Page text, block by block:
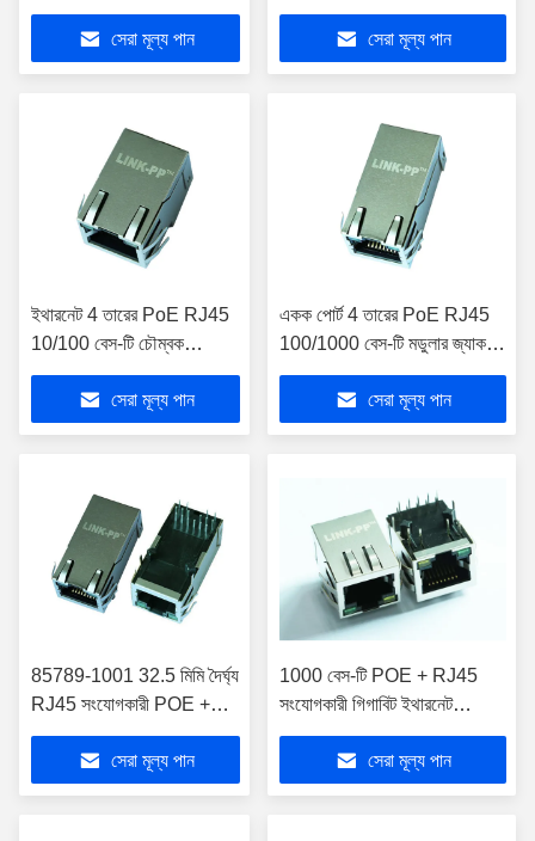
10/100 বেস-টি ম্যাগনেটিক
LPJ4313DNLসেরা মূল্য পান
সংযোগকারী POE ++
LPJK6079AHNL এর সাথে
সেরা মূল্য পান
ইথারনেট 4 তারের PoE RJ45
10/100 বেস-টি চৌম্বক
সংযোগকারী LPJ1153GHNL
সেরা মূল্য পান
একক পোর্ট 4 তারের PoE RJ45
100/1000 বেস-টি মডুলার জ্যাক
100W LPJK6078AHNL
সেরা মূল্য পান
85789-1001 32.5 মিমি দৈর্ঘ্য
RJ45 সংযোগকারী POE +
1000Mbps
LPJK2070AWNL এর সাথে
সেরা মূল্য পান
1000 বেস-টি POE + RJ45
সংযোগকারী গিগাবিট ইথারনেট
LPJG0926GENL জন্য
সেরা মূল্য পান